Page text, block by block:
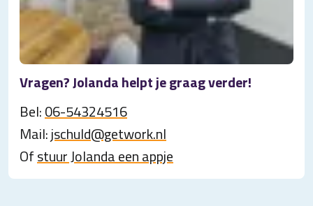
Vragen? Jolanda helpt je graag verder!
Bel:06-54324516
Mail:jschuld@getwork.nl
Ofstuur Jolanda een appje